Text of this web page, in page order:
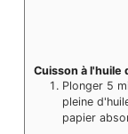
Cuisson à l'huile
Plonger 5
pleine
papier